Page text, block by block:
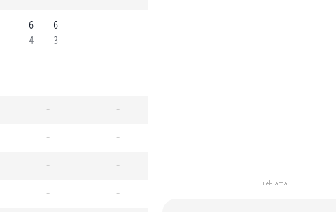
6
4
6
3
- -
- -
- -
- -